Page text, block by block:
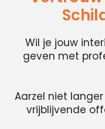
Wil je jouw
geven met
Aarzel niet
vrijblijvende